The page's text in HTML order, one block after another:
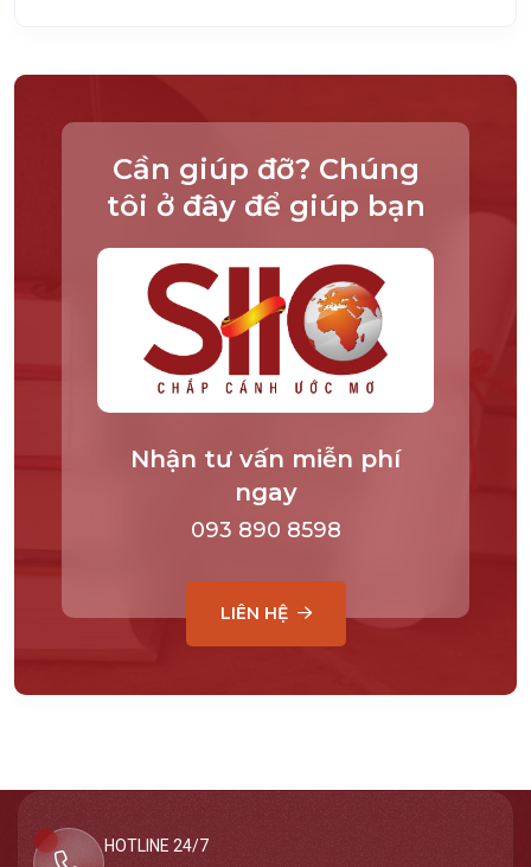
Cần giúp đỡ? Chúng
tôi ở đây để giúp bạn
Nhận tư vấn miễn phí
ngay
093 890 8598
LIÊN HỆ
HOTLINE 24/7